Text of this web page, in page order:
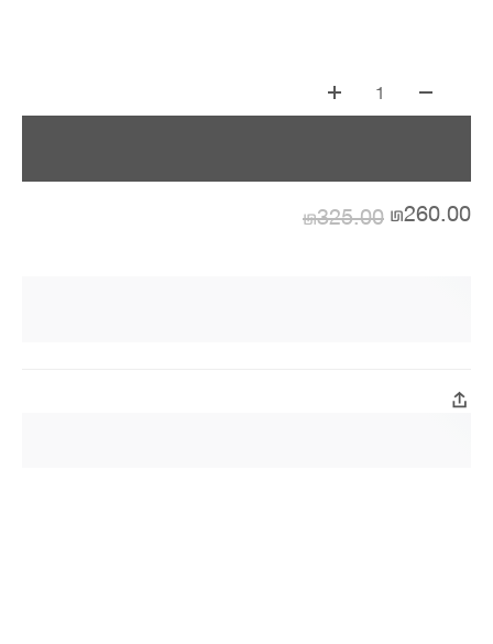
1
₪325.00 ₪260.00